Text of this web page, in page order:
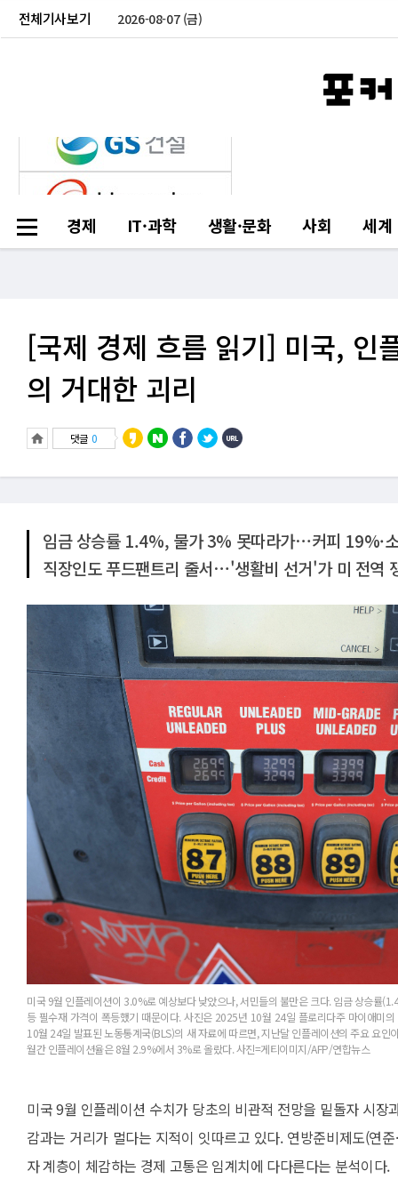
전체기사보기 2026-08-07 (금)
경제 IT·과학 생활·문화 사회 세계
[국제 경제 흐름 읽기] 미국,
의 거대한 괴리
댓글 0
임금 상승률 1.4%, 물가 3% 못따라가⋯커피 19%·
직장인도 푸드팬트리 줄서⋯'생활비 선거'가 미 전역
미국 9월 인플레이션이 3.0%로 예상보다 낮았으나, 서민들의 불만은 크다. 임금 상승률
등 필수재 가격이 폭등했기 때문이다. 사진은 2025년 10월 24일 플로리다주 마이애미
10월 24일 발표된 노동통계국(BLS)의 새 자료에 따르면, 지난달 인플레이션의 주요 요
월간 인플레이션율은 8월 2.9%에서 3%로 올랐다. 사진=게티이미지/AFP/연합뉴스
미국 9월 인플레이션 수치가 당초의 비관적 전망을 밑돌자 시
감과는 거리가 멀다는 지적이 잇따르고 있다. 연방준비제도(연
자 계층이 체감하는 경제 고통은 임계치에 다다른다는 분석이다.